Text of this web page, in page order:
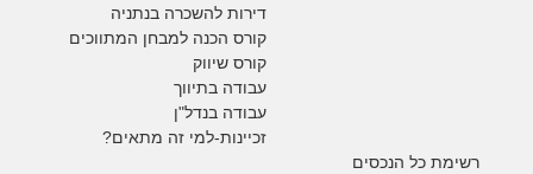
דירות להשכרה בנתניה
קורס הכנה למבחן המתווכים
קורס שיווק
עבודה בתיווך
עבודה בנדל"ן
זכיינות-למי זה מתאים?
רשימת כל הנכסים